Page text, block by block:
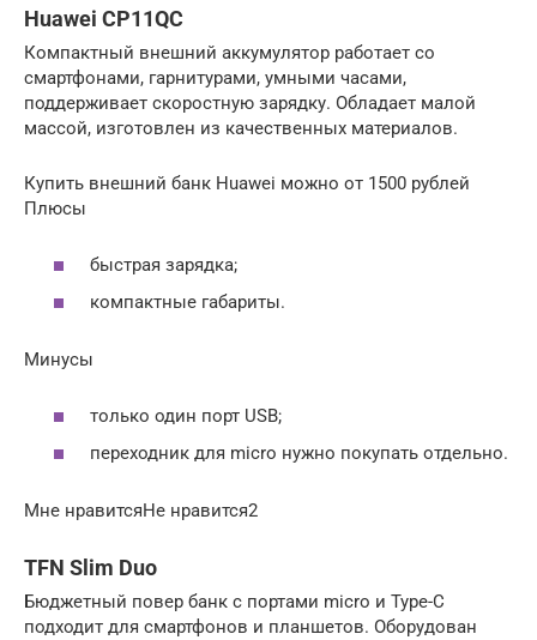
Huawei CP11QC
Компактный внешний аккумулятор работает со
смартфонами, гарнитурами, умными часами,
поддерживает скоростную зарядку. Обладает малой
массой, изготовлен из качественных материалов.
Купить внешний банк Huawei можно от 1500 рублей
Плюсы
быстрая зарядка;
компактные габариты.
Минусы
только один порт USB;
переходник для micro нужно покупать отдельно.
Мне нравитсяНе нравится2
TFN Slim Duo
Бюджетный повер банк с портами micro и Type-C
подходит для смартфонов и планшетов. Оборудован